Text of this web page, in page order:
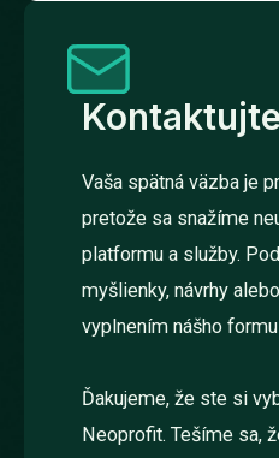
Vaša spätná väzba je
pretože sa snažíme
platformu a služby.
myšlienky, návrhy
vyplnením nášho
Ďakujeme, že ste si
Neoprofit. Tešíme sa,